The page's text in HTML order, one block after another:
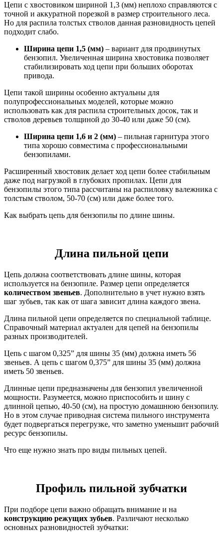
Цепи с хвостовиком шириной 1,3 (мм) неплохо справляются с
точной и аккуратной порезкой в размер строительного леса.
Но для распила толстых стволов данная разновидность цепей
подходит слабо.
Ширина цепи 1,5 (мм) – вариант для продвинутых
бензопил. Увеличенная ширина хвостовика позволяет
стабилизировать ход цепи при больших оборотах
привода.
Цепи такой ширины особенно актуальны для
полупрофессиональных моделей, которые можно
использовать как для распила строительных досок, так и
стволов деревьев толщиной до 30-40 или даже 50 (см).
Ширина цепи 1,6 и 2 (мм) – пильная гарнитура этого
типа хорошо совместима с профессиональными
бензопилами.
Расширенный хвостовик делает ход цепи более стабильным
даже под нагрузкой в глубоких пропилах. Цепи для
бензопилы этого типа рассчитаны на распиловку валежника с
толстым стволом, 50-70 (см) или даже более того.
Как выбрать цепь для бензопилы по длине шины.
Длина пильной цепи
Цепь должна соответствовать длине шины, которая
используется на бензопиле. Размер цепи определяется
количеством звеньев. Дополнительно в учет нужно взять
шаг зубьев, так как от шага зависит длина каждого звена.
Длина пильной цепи определяется по специальной таблице.
Справочный материал актуален для цепей на бензопилы
разных производителей.
Цепь с шагом 0,325” для шины 35 (мм) должна иметь 56
звеньев. А цепь с шагом 0,375” для шины 35 (мм) должна
иметь 50 звеньев.
Длинные цепи предназначены для бензопил увеличенной
мощности. Разумеется, можно приспособить и шину с
длинной цепью, 40-50 (см), на простую домашнюю бензопилу.
Но в этом случае приводная система пильного инструмента
будет подвергаться перегрузке, что заметно уменьшит рабочий
ресурс бензопилы.
Что еще нужно знать про виды пильных цепей.
Профиль пильной зубчатки
При подборе цепи важно обращать внимание и на
конструкцию режущих зубьев. Различают несколько
основных разновидностей зубчатки: